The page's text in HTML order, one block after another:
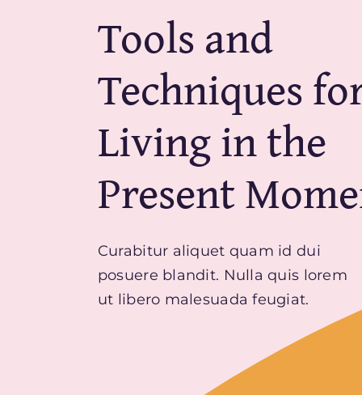
Tools and
Techniques
Living in the
Present
Curabitur aliquet quam id dui
posuere blandit. Nulla quis lorem
ut libero malesuada feugiat.